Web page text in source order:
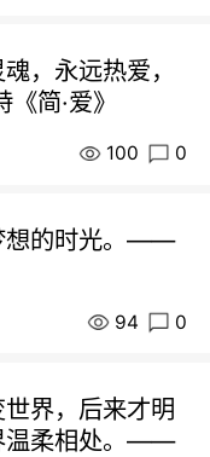
，永远热爱，
简·爱》
100 0
想的时光。——
94 0
界，后来才明
温柔相处。——